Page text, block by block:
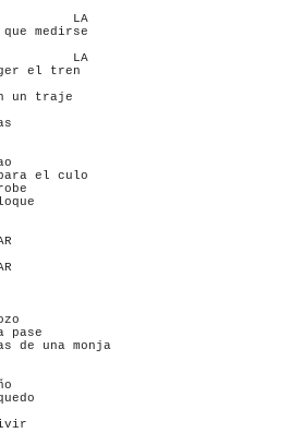
LA
medirse
LA
el tren
un traje
el culo
pase
de una monja